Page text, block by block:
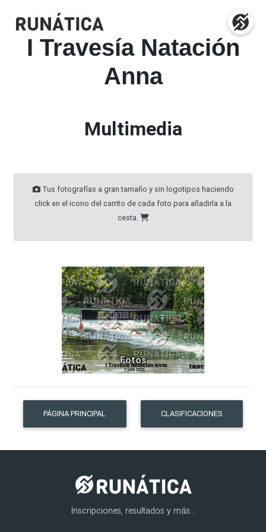
I Travesía Natación
Anna
Multimedia
Tus fotografías a gran tamaño y sin logotipos haciendo
click en el icono del carrito de cada foto para añadirla a la
cesta.
Fotos
90
PÁGINA PRINCIPAL CLASIFICACIONES
Inscripciones, resultados y más...